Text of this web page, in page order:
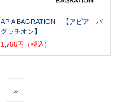
APIA BAGRATION 【アピア バ
グラチオン】
1,766円（税込）
»